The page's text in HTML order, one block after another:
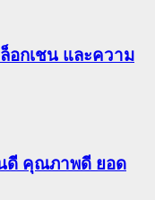
อกเชน และความ
ดี คุณภาพดี ยอด